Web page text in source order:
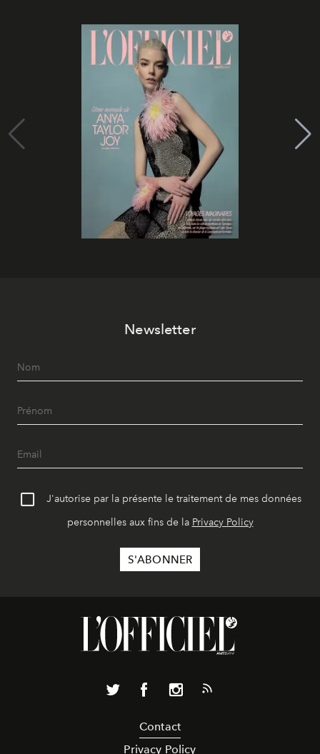
Newsletter
J'autorise par la présente le traitement de mes données
personnelles aux fins de la Privacy Policy
Contact
Privacy Policy